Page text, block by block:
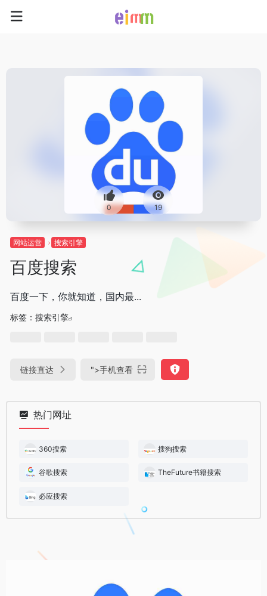
0 19
网站运营 搜索引擎
百度搜索
百度一下，你就知道，国内最...
标签： 搜索引擎
链接直达 ">手机查看
热门网址
360搜索 搜狗搜索
谷歌搜索 TheFuture书籍搜索
必应搜索